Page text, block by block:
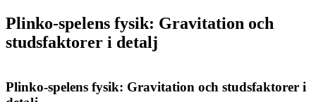
Plinko-spelens fysik: Gravitation och
studsfaktorer i detalj
Plinko-spelens fysik: Gravitation och studsfaktorer i